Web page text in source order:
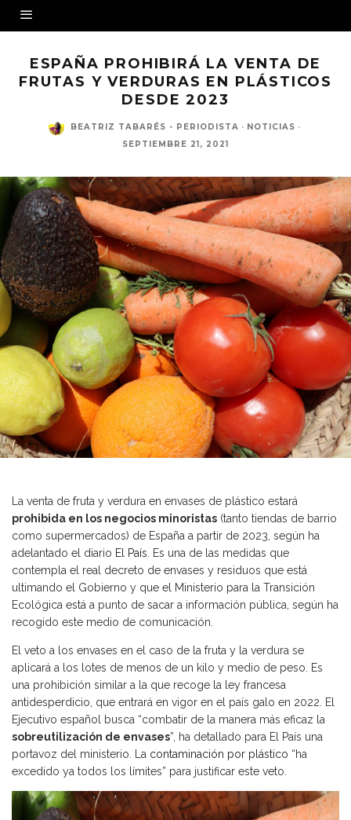
ESPAÑA PROHIBIRÁ LA VENTA DE
FRUTAS Y VERDURAS EN PLÁSTICOS
DESDE 2023
BEATRIZ TABARÉS - PERIODISTA · NOTICIAS ·
SEPTIEMBRE 21, 2021
La venta de fruta y verdura en envases de plástico estará
prohibida en los negocios minoristas (tanto tiendas de barrio
como supermercados) de España a partir de 2023, según ha
adelantado el diario El País. Es una de las medidas que
contempla el real decreto de envases y residuos que está
ultimando el Gobierno y que el Ministerio para la Transición
Ecológica está a punto de sacar a información pública, según ha
recogido este medio de comunicación.
El veto a los envases en el caso de la fruta y la verdura se
aplicará a los lotes de menos de un kilo y medio de peso. Es
una prohibición similar a la que recoge la ley francesa
antidesperdicio, que entrará en vigor en el país galo en 2022. El
Ejecutivo español busca “combatir de la manera más eficaz la
sobreutilización de envases”, ha detallado para El País una
portavoz del ministerio. La contaminación por plástico “ha
excedido ya todos los límites” para justificar este veto.